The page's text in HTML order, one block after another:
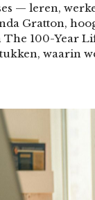
— leren,
Gratton,
100-Year
waarin